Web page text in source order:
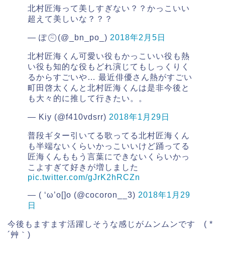
北村匠海って美しすぎない？？かっこいい
超えて美しいな？？？
— ぽ ⍨⃝︎ (@_bn_po_) 2018年2月5日
北村匠海くん可愛い役もかっこいい役も熱
い役も知的な役もどれ演じてもしっくりく
るからすごいや… 最近俳優さん熱がすごい
町田啓太くんと北村匠海くんは是非今後と
も大々的に推して行きたい。。
— Kiy (@f410vdsrr) 2018年1月29日
普段ギター引いてる歌ってる北村匠海くん
も半端ないくらいかっこいいけど踊ってる
匠海くんももう言葉にできないくらいかっ
こよすぎて好きが増しました
pic.twitter.com/gJrK2hRCZn
— ( ‘ω’o[]o (@cocoron__3) 2018年1月29
日
今後もますます活躍しそうな感じがムンムンです ( *
´艸｀)